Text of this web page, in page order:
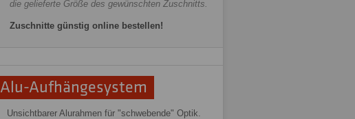
die gelieferte Größe des gewünschten Zuschnitts.
Zuschnitte günstig online bestellen!
Alu-Aufhängesystem
Unsichtbarer Alurahmen für "schwebende" Optik.